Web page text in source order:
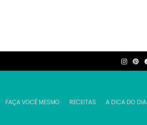
FAÇA VOCÊ MESMO RECEITAS A DICA DO DIA